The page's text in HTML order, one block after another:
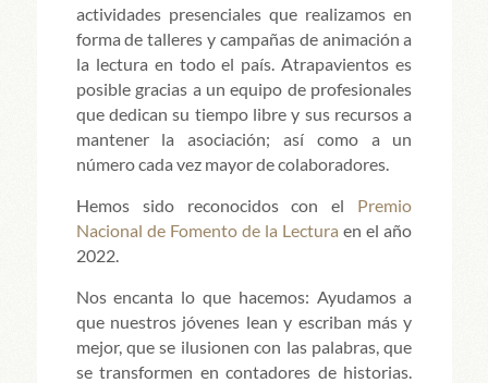
actividades presenciales que realizamos en
forma de talleres y campañas de animación a
la lectura en todo el país. Atrapavientos es
posible gracias a un equipo de profesionales
que dedican su tiempo libre y sus recursos a
mantener la asociación; así como a un
número cada vez mayor de colaboradores.
Hemos sido reconocidos con el Premio
Nacional de Fomento de la Lectura en el año
2022.
Nos encanta lo que hacemos: Ayudamos a
que nuestros jóvenes lean y escriban más y
mejor, que se ilusionen con las palabras, que
se transformen en contadores de historias.